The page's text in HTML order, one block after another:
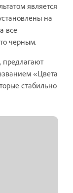
является
на
все
черным.
предлагают
«Цвета
стабильно